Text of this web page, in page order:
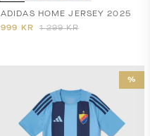
ADIDAS HOME JERSEY 2025
999 KR 1 299 KR
%